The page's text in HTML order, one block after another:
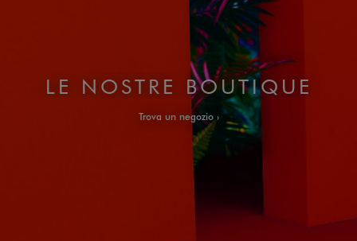
LE NOSTRE BOUTIQUE
Trova un negozio